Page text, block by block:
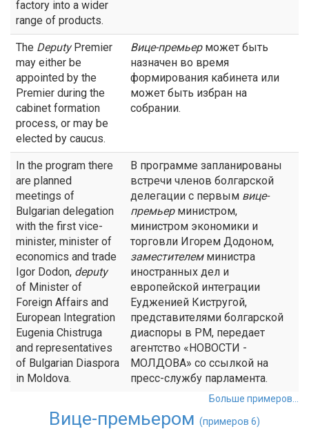
factory into a wider
range of products.
The DeputyPremier
may either be
appointed by the
Premier during the
cabinet formation
process, or may be
elected by caucus.
Вице-премьерможет быть
назначен во время
формирования кабинета или
может быть избран на
собрании.
In the program there
are planned
meetings of
Bulgarian delegation
with the first vice-
minister, minister of
economics and trade
Igor Dodon, deputy
of Minister of
Foreign Affairs and
European Integration
Eugenia Chistruga
and representatives
of Bulgarian Diaspora
in Moldova.
В программе запланированы
встречи членов болгарской
делегации с первым вице-
премьерминистром,
министром экономики и
торговли Игорем Додоном,
заместителемминистра
иностранных дел и
европейской интеграции
Еудженией Кистругой,
представителями болгарской
диаспоры в РМ, передает
агентство «НОВОСТИ -
МОЛДОВА» со ссылкой на
пресс-службу парламента.
Больше примеров...
Вице-премьером (примеров 6)